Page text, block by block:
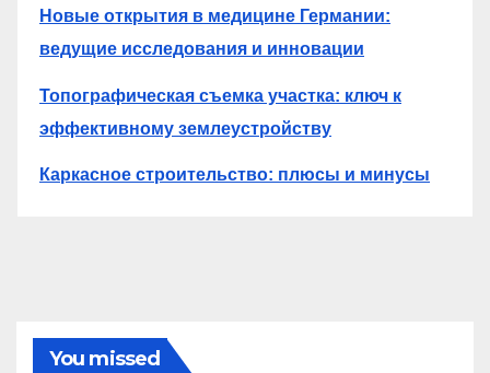
Новые открытия в медицине Германии:
ведущие исследования и инновации
Топографическая съемка участка: ключ к
эффективному землеустройству
Каркасное строительство: плюсы и минусы
You missed